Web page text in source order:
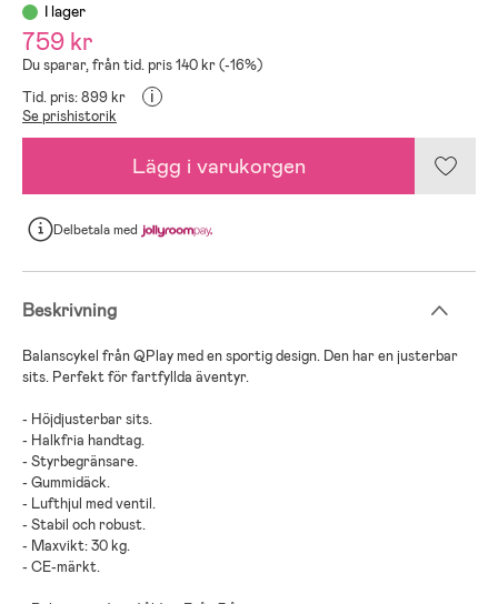
I lager
759 kr
Du sparar, från tid. pris 140 kr (-16%)
Tid. pris: 899 kr
i
Se prishistorik
Lägg i varukorgen
Delbetalamed
Beskrivning
Balanscykel från QPlay med en sportig design. Den har en justerbar
sits. Perfekt för fartfyllda äventyr.
- Höjdjusterbar sits.
- Halkfria handtag.
- Styrbegränsare.
- Gummidäck.
- Lufthjul med ventil.
- Stabil och robust.
- Maxvikt: 30 kg.
- CE-märkt.